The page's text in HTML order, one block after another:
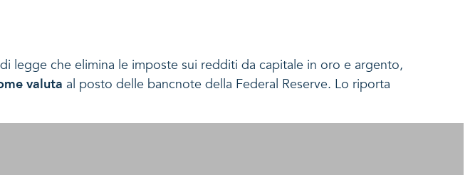
legge che elimina le imposte sui redditi da capitale in oro e argento,
valuta al posto delle bancnote della Federal Reserve. Lo riporta